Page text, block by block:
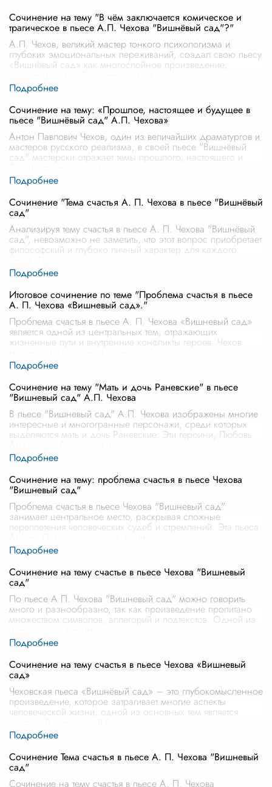
Сочинение на тему "В чём заключается комическое и
трагическое в пьесе А.П. Чехова "Вишнёвый сад"?"
А.П. Чехов, великий мастер тонкого психологизма и
глубоких эмоциональных переживаний, создал свою пьесу
«Вишнёвый сад» как многослойное произведение,
Сочинение на тему: «Прошлое, настоящее и будущее в
пьесе "Вишнёвый сад" А.П. Чехова»
Антон Павлович Чехов, один из величайших драматургов и
мастеров русского реализма, в своей пьесе "Вишнёвый
сад" мастерски отражает темы прошлого, настоящего и
Сочинение "Тема счастья А. П. Чехова в пьесе "Вишнёвый
сад"
Анализируя тему счастья в пьесе А. П. Чехова "Вишнёвый
сад", невозможно не заметить, что этот вопрос приобретает
философский и глубоко личный характер для каждого
Итоговое сочинение по теме "Проблема счастья в пьесе
А. П. Чехова «Вишневый сад»."
Проблема счастья в пьесе А. П. Чехова «Вишневый сад»
является одной из центральных тем, отражающих
жизненные пути и внутренние конфликты героев. Чехов
Сочинение на тему "Мать и дочь Раневские" в пьесе
"Вишневый сад" А.П. Чехова
В пьесе "Вишневый сад" А.П. Чехова изображены многие
интересные и многогранные персонажи, среди которых
выделяются мать и дочь Раневские. Эти героини, Любовь
Сочинение на тему: проблема счастья в пьесе Чехова
"Вишневый сад"
Проблема счастья в пьесе Чехова "Вишневый сад"
занимает центральное место, раскрывая сложные
переплетения человеческих судеб и стремлений. Эта пьеса
Сочинение на тему счастье в пьесе Чехова "Вишневый
сад"
По пьесе А.П. Чехова "Вишневый сад" можно говорить
много и разнообразно, так как произведение пропитано
множеством символов, аллегорий и подтекстов. Одной из
Сочинение на тему счастья в пьесе Чехова «Вишневый
сад»
Чеховская пьеса «Вишнёвый сад» – это глубокомысленное
произведение, которое затрагивает многие аспекты
человеческой жизни, одной из основных тем является
Сочинение Тема счастья в пьесе А. П. Чехова "Вишневый
сад"
Сочинение на тему счастья в пьесе А. П. Чехова